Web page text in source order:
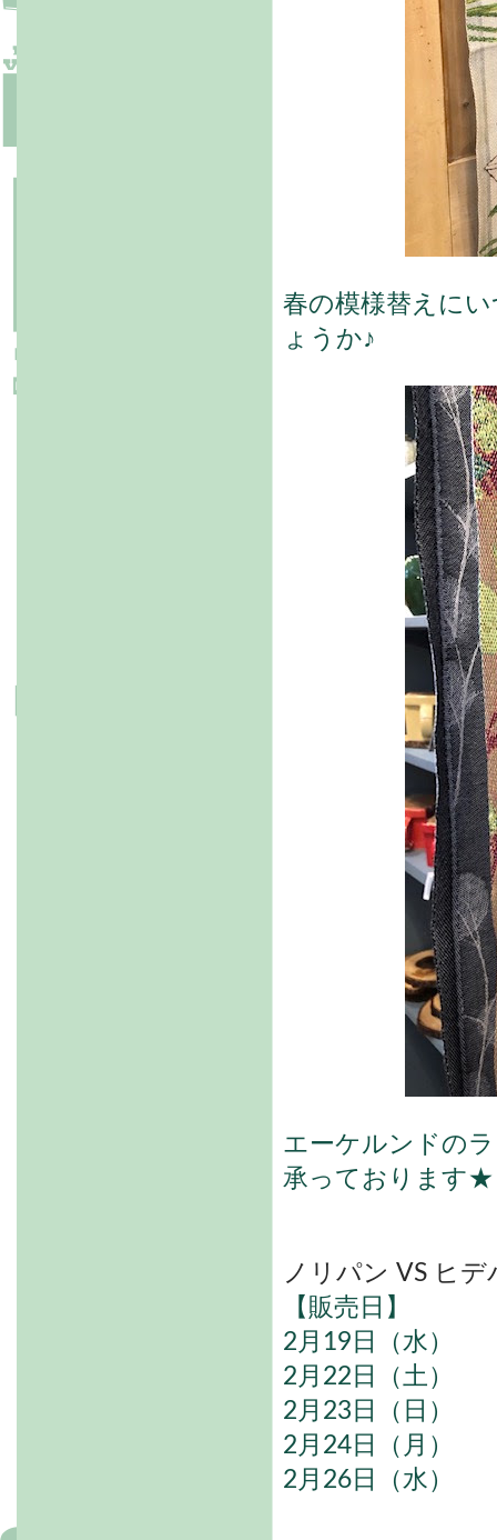
春の模様替えに
ょうか♪
エーケルンドの
承っております★
ノリパン VS ヒデ
【販売日】
2月19日（水）
2月22日（土）
2月23日（日）
2月24日（月）
2月26日（水）